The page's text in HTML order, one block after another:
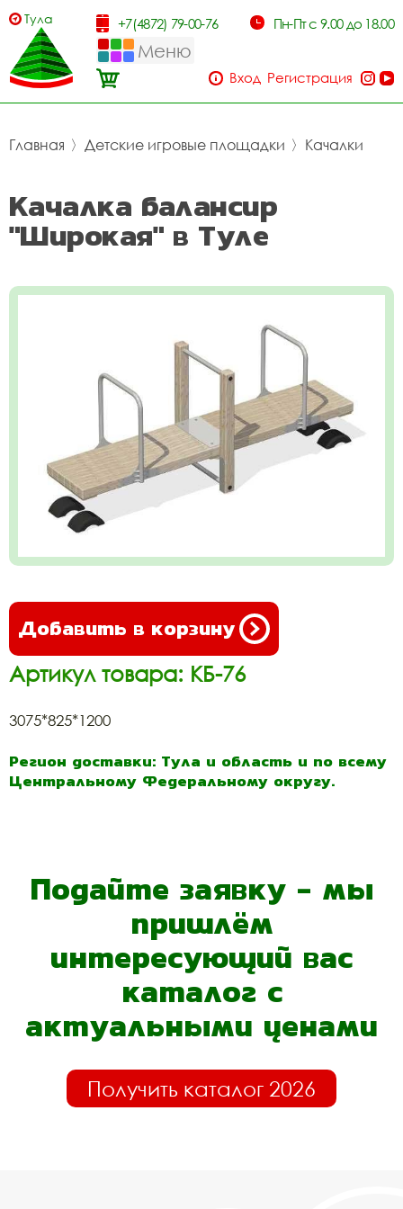
Тула +7(4872) 79-00-76 Пн-Пт с 9.00 до 18.00
Меню
Вход Регистрация
Главная 〉 Детские игровые площадки 〉 Качалки
Качалка балансир
"Широкая" в Туле
Добавить в корзину
Артикул товара: КБ-76
3075*825*1200
Регион доставки: Тула и область и по всему
Центральному Федеральному округу.
Подайте заявку - мы
пришлём
интересующий вас
каталог с
актуальными ценами
Получить каталог 2026